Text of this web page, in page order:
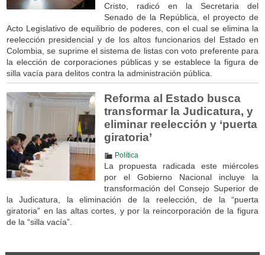
Cristo, radicó en la Secretaria del
Senado de la República, el proyecto de
Acto Legislativo de equilibrio de poderes, con el cual se elimina la
reelección presidencial y de los altos funcionarios del Estado en
Colombia, se suprime el sistema de listas con voto preferente para
la elección de corporaciones públicas y se establece la figura de
silla vacía para delitos contra la administración pública.
Reforma al Estado busca
transformar la Judicatura, y
eliminar reelección y ‘puerta
giratoria’
Política
La propuesta radicada este miércoles
por el Gobierno Nacional incluye la
transformación del Consejo Superior de
la Judicatura, la eliminación de la reelección, de la “puerta
giratoria” en las altas cortes, y por la reincorporación de la figura
de la “silla vacía”.